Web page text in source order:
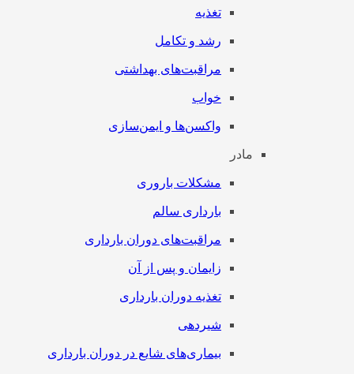
تغذیه
رشد و تکامل
مراقبت‌های بهداشتی
خواب
واکسن‌ها و ایمن‌سازی
مادر
مشکلات باروری
بارداری سالم
مراقبت‌های دوران بارداری
زایمان و پس از آن
تغذیه دوران بارداری
شیردهی
بیماری‌های شایع در دوران بارداری